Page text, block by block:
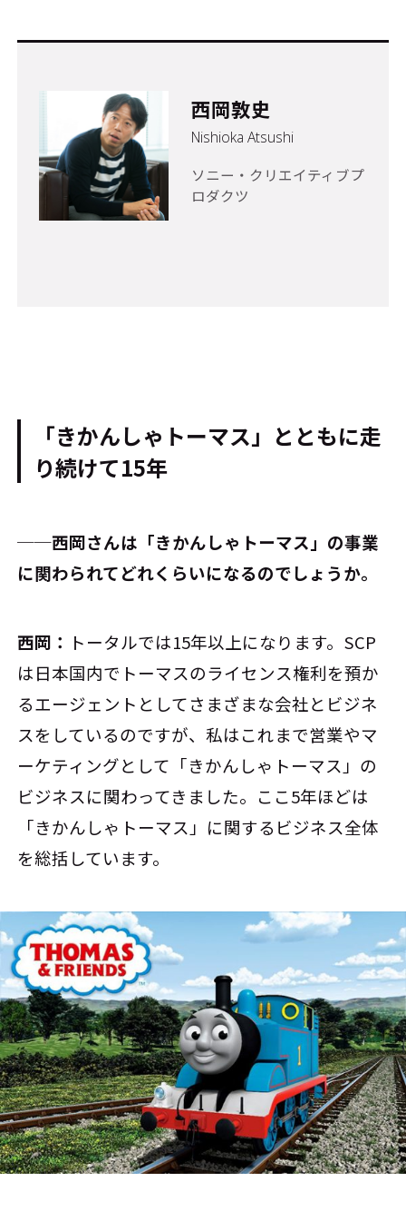
西岡敦史
Nishioka Atsushi
ソニー・クリエイティブプ
ロダクツ
「きかんしゃトーマス」とともに走
り続けて15年
──西岡さんは「きかんしゃトーマス」の事業
に関わられてどれくらいになるのでしょうか。
西岡： トータルでは15年以上になります。SCP
は日本国内でトーマスのライセンス権利を預か
るエージェントとしてさまざまな会社とビジネ
スをしているのですが、私はこれまで営業やマ
ーケティングとして「きかんしゃトーマス」の
ビジネスに関わってきました。ここ5年ほどは
「きかんしゃトーマス」に関するビジネス全体
を総括しています。